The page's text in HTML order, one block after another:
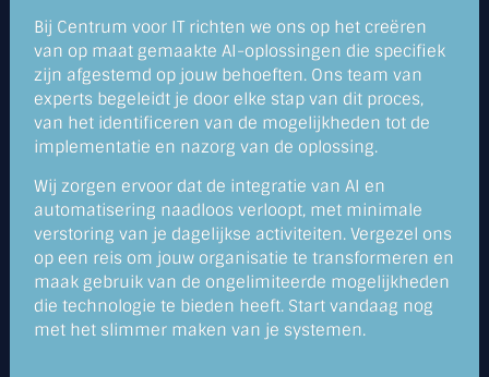
Bij Centrum voor IT richten we ons op het creëren
van op maat gemaakte AI-oplossingen die specifiek
zijn afgestemd op jouw behoeften. Ons team van
experts begeleidt je door elke stap van dit proces,
van het identificeren van de mogelijkheden tot de
implementatie en nazorg van de oplossing.
Wij zorgen ervoor dat de integratie van AI en
automatisering naadloos verloopt, met minimale
verstoring van je dagelijkse activiteiten. Vergezel ons
op een reis om jouw organisatie te transformeren en
maak gebruik van de ongelimiteerde mogelijkheden
die technologie te bieden heeft. Start vandaag nog
met het slimmer maken van je systemen.